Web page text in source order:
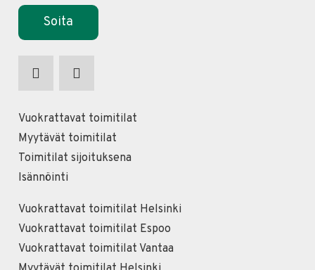
Soita
Vuokrattavat toimitilat
Myytävät toimitilat
Toimitilat sijoituksena
Isännöinti
Vuokrattavat toimitilat Helsinki
Vuokrattavat toimitilat Espoo
Vuokrattavat toimitilat Vantaa